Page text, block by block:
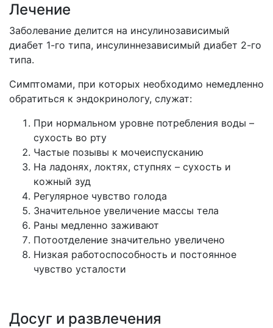
Лечение
Заболевание делится на инсулинозависимый
диабет 1-го типа, инсулиннезависимый диабет 2-го
типа.
Симптомами, при которых необходимо немедленно
обратиться к эндокринологу, служат:
При нормальном уровне потребления воды –
сухость во рту
Частые позывы к мочеиспусканию
На ладонях, локтях, ступнях – сухость и
кожный зуд
Регулярное чувство голода
Значительное увеличение массы тела
Раны медленно заживают
Потоотделение значительно увеличено
Низкая работоспособность и постоянное
чувство усталости
Досуг и развлечения